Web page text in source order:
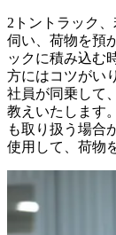
2トントラック
伺い、荷物を預
ックに積み込む
方にはコツがい
社員が同乗して
教えいたします
も取り扱う場合
使用して、荷物